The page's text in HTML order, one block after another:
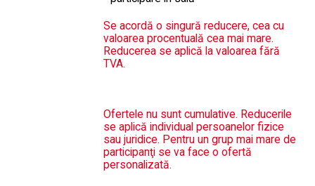
Se acordă o singură reducere, cea cu
valoarea procentuală cea mai mare.
Reducerea se aplică la valoarea fără
TVA.
Ofertele nu sunt cumulative. Reducerile
se aplică individual persoanelor fizice
sau juridice. Pentru un grup mai mare de
participanţi se va face o ofertă
personalizată.